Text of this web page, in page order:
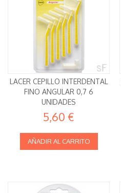
LACER CEPILLO INTERDENTAL
FINO ANGULAR 0,7 6
UNIDADES
5,60 €
AÑADIR AL CARRITO